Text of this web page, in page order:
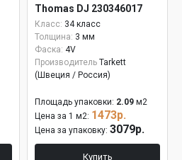
Thomas DJ 230346017
Класс: 34 класс
Толщина: 3 мм
Фаска: 4V
Производитель Tarkett
(Швеция / Россия)
Площадь упаковки: 2.09 м2
Цена за 1 м2: 1473р.
Цена за упаковку: 3079р.
Купить